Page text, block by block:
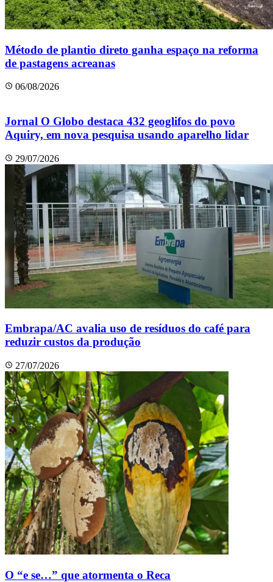
Método de plantio direto ganha espaço na reforma
de pastagens acreanas
06/08/2026
Jornal O Globo destaca 432 geoglifos do povo
Aquiry, em nova pesquisa usando aparelho lidar
29/07/2026
Embrapa/AC avalia uso de resíduos do café para
reduzir custos da produção
27/07/2026
O “e se…” que atormenta o Reca